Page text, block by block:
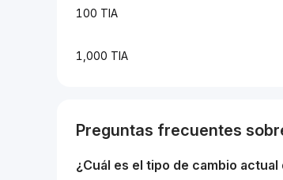
100 TIA
1,000 TIA
Preguntas frecuentes
¿Cuál es el tipo de cambio actual